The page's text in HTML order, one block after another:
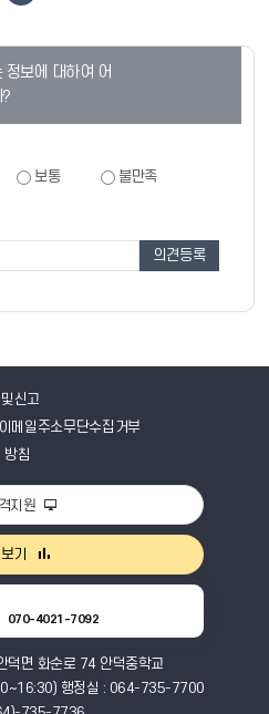
정보에 대하여 어
보통
불만족
신고
이메일주소무단수집거부
방침
지원
기
070-4021-7092
덕면 화순로 74 안덕중학교
행정실 : 064-735-7700